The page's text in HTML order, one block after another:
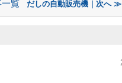
一覧 だしの自動販売機｜次へ ≫